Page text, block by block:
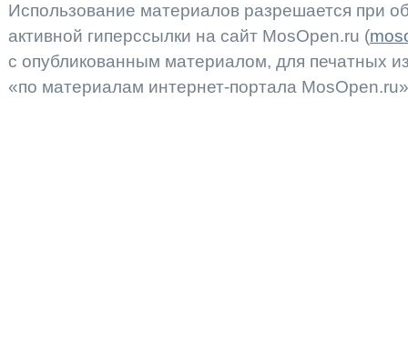
Использование материалов разрешается при
активной гиперссылки на сайт MosOpen.ru (
с опубликованным материалом, для печатных
«по материалам интернет-портала